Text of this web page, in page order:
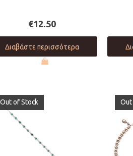
€12.50
Διαβάστε περισσότερα
Out of Stock